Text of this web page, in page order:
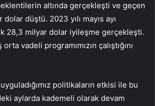
altında gerçekleşti ve geçen
düştü. 2023 yılı mayıs ayı
28,3 milyar dolar iyileşme gerçekleşti.
vadeli programımızın çalıştığını
politikaların etkisi ile bu
aylarda kademeli olarak devam